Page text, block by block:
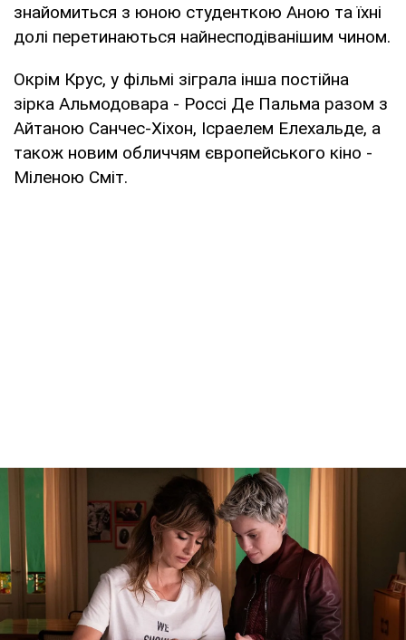
знайомиться з юною студенткою Аною та їхні
долі перетинаються найнесподіванішим чином.
Окрім Крус, у фільмі зіграла інша постійна
зірка Альмодовара - Россі Де Пальма разом з
Айтаною Санчес-Хіхон, Ісраелем Елехальде, а
також новим обличчям європейського кіно -
Міленою Сміт.